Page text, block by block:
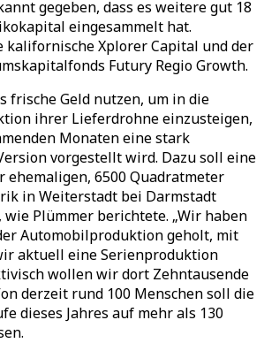
gegeben, dass es weitere gut 18
eingesammelt hat.
kalifornische Xplorer Capital und der
Futury Regio Growth.
frische Geld nutzen, um in die
ihrer Lieferdrohne einzusteigen,
Monaten eine stark
vorgestellt wird. Dazu soll eine
ehemaligen, 6500 Quadratmeter
in Weiterstadt bei Darmstadt
Plümmer berichtete. „Wir haben
Automobilproduktion geholt, mit
aktuell eine Serienproduktion
wollen wir dort Zehntausende
derzeit rund 100 Menschen soll die
dieses Jahres auf mehr als 130